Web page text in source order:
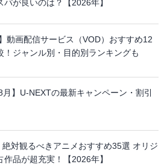
パが良いのは？【2026年】
動画配信サービス（VOD）おすすめ12
！ジャンル別・目的別ランキングも
月】U-NEXTの最新キャンペーン・割引
絶対観るべきアニメおすすめ35選 オリジ
作品が超充実！【2026年】